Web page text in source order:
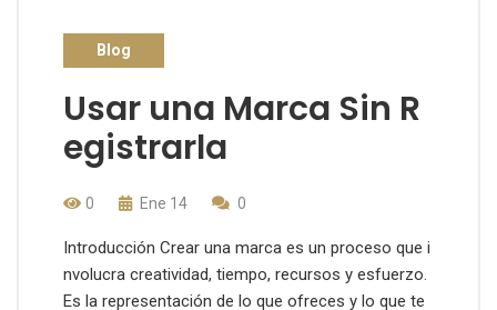
Blog
Usar una Marca Sin R
egistrarla
0 Ene 14 0
Introducción Crear una marca es un proceso que i
nvolucra creatividad, tiempo, recursos y esfuerzo.
Es la representación de lo que ofreces y lo que te